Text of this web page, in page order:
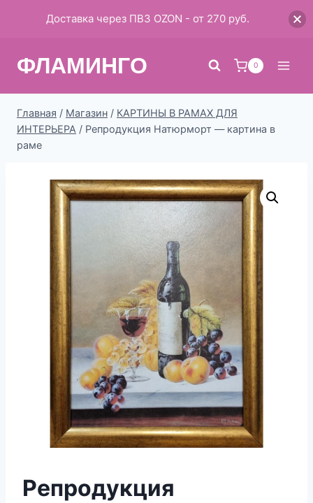
ФЛАМИНГО 0
Главная / Магазин / КАРТИНЫ В РАМАХ ДЛЯ
ИНТЕРЬЕРА / Репродукция Натюрморт — картина в
раме
Репродукция
Доставка через ПВЗ OZON - от 270 руб.